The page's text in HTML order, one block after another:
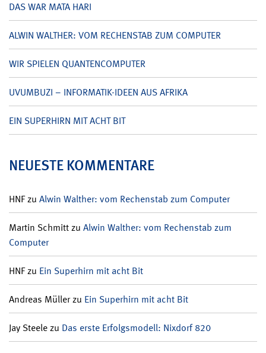
DAS WAR MATA HARI
ALWIN WALTHER: VOM RECHENSTAB ZUM COMPUTER
WIR SPIELEN QUANTENCOMPUTER
UVUMBUZI – INFORMATIK-IDEEN AUS AFRIKA
EIN SUPERHIRN MIT ACHT BIT
NEUESTE KOMMENTARE
HNFzu Alwin Walther: vom Rechenstab zum Computer
Martin Schmittzu Alwin Walther: vom Rechenstab zum
Computer
HNFzu Ein Superhirn mit acht Bit
Andreas Müllerzu Ein Superhirn mit acht Bit
Jay Steelezu Das erste Erfolgsmodell: Nixdorf 820